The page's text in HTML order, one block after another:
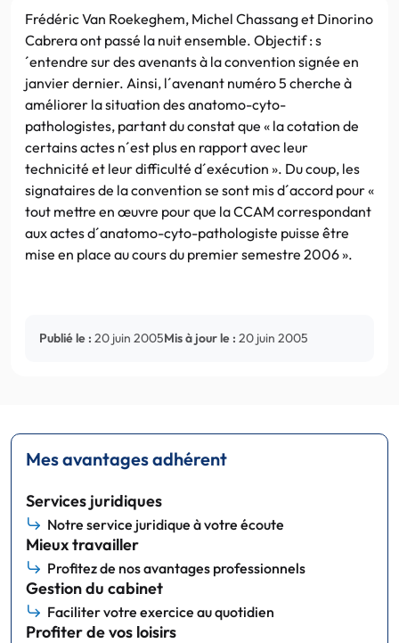
Frédéric Van Roekeghem, Michel Chassang et Dinorino
Cabrera ont passé la nuit ensemble. Objectif : s
´entendre sur des avenants à la convention signée en
janvier dernier. Ainsi, l´avenant numéro 5 cherche à
améliorer la situation des anatomo-cyto-
pathologistes, partant du constat que « la cotation de
certains actes n´est plus en rapport avec leur
technicité et leur difficulté d´exécution ». Du coup, les
signataires de la convention se sont mis d´accord pour «
tout mettre en œuvre pour que la CCAM correspondant
aux actes d´anatomo-cyto-pathologiste puisse être
mise en place au cours du premier semestre 2006 ».
Publié le : 20 juin 2005Mis à jour le : 20 juin 2005
Mes avantages adhérent
Services juridiques
Notre service juridique à votre écoute
Mieux travailler
Profitez de nos avantages professionnels
Gestion du cabinet
Faciliter votre exercice au quotidien
Profiter de vos loisirs